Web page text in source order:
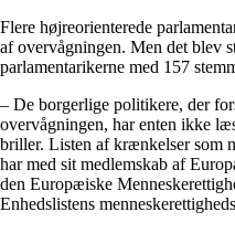
Flere højreorienterede
af overvågningen. Men det blev
parlamentarikerne med 157
– De borgerlige politikere, der
overvågningen, har enten ikke
briller. Listen af krænkelser som
har med sit medlemskab af
den Europæiske
Enhedslistens